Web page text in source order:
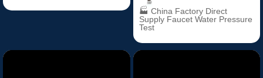
🏭 China Factory Direct
Supply Faucet Water Pressure
Test